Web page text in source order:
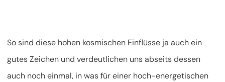
So sind diese hohen kosmischen Einflüsse ja auch ein
gutes Zeichen und verdeutlichen uns abseits dessen
auch noch einmal, in was für einer hoch-energetischen